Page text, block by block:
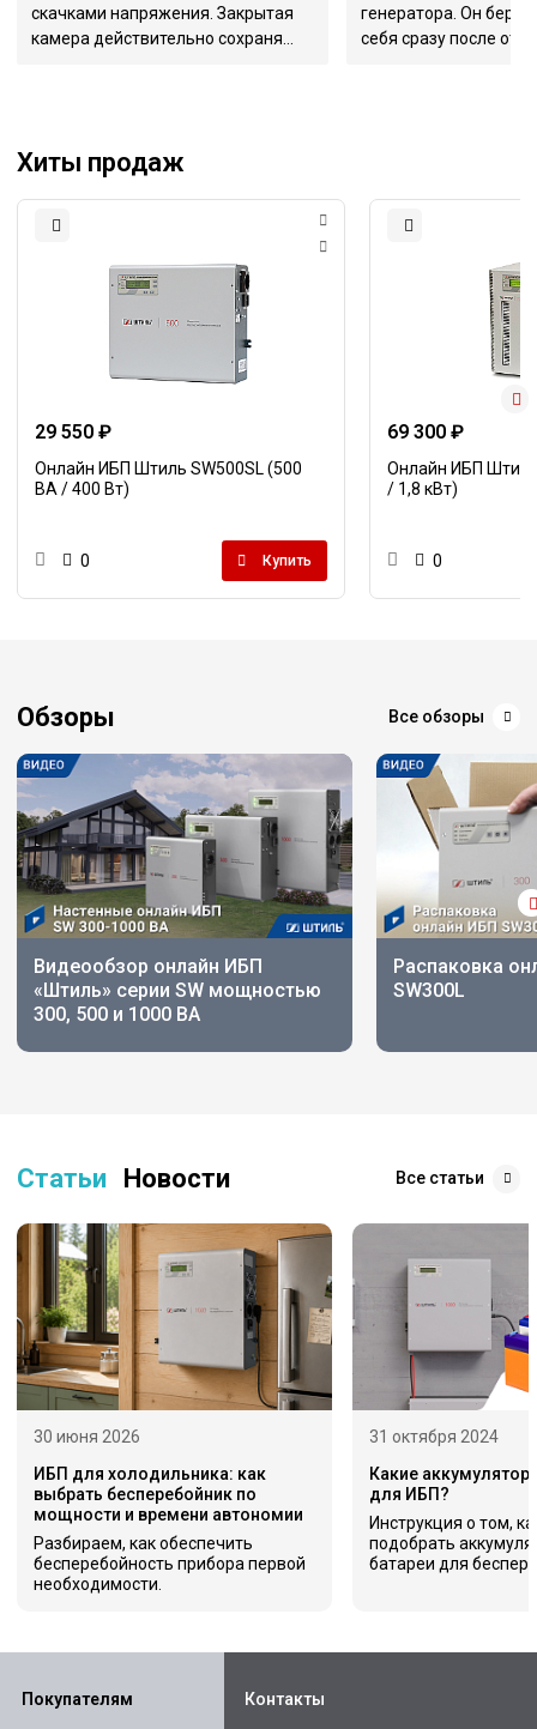
скачками напряжения. Закрытая
камера действительно сохраня...
генератора. Он берёт
себя сразу после
Хиты продаж
29 550 ₽
Онлайн ИБП Штиль SW500SL (500
ВА / 400 Вт)
0 Купить
69 300 ₽
Онлайн ИБП
/ 1,8 кВт)
0
Обзоры Все обзоры
Видеообзор онлайн ИБП
«Штиль» серии SW мощностью
300, 500 и 1000 ВА
Распаковка
SW300L
Статьи Новости Все статьи
30 июня 2026
ИБП для холодильника: как
выбрать бесперебойник по
мощности и времени автономии
Разбираем, как обеспечить
бесперебойность прибора первой
необходимости.
31 октября 2024
Какие
для ИБП?
Инструкция о том,
подобрать
батареи для
Покупателям Контакты